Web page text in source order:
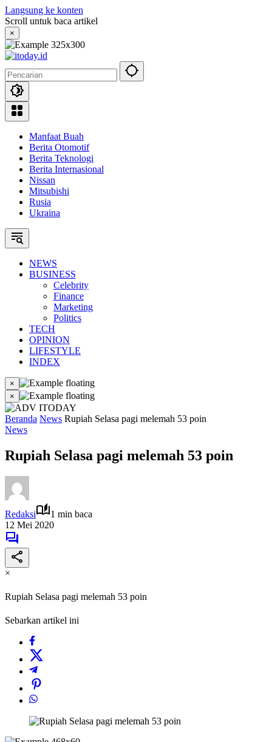
Langsung ke konten
Scroll untuk baca artikel
×
Manfaat Buah
Berita Otomotif
Berita Teknologi
Berita Internasional
Nissan
Mitsubishi
Rusia
Ukraina
NEWS
BUSINESS
Celebrity
Finance
Marketing
Politics
TECH
OPINION
LIFESTYLE
INDEX
×
×
Beranda News Rupiah Selasa pagi melemah 53 poin
News
Rupiah Selasa pagi melemah 53 poin
Redaksi
1 min baca
12 Mei 2020
×
Rupiah Selasa pagi melemah 53 poin
Sebarkan artikel ini